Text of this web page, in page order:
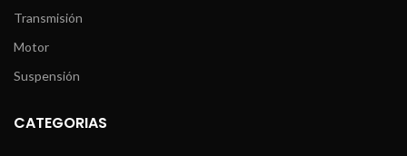
Transmisión
Motor
Suspensión
CATEGORIAS